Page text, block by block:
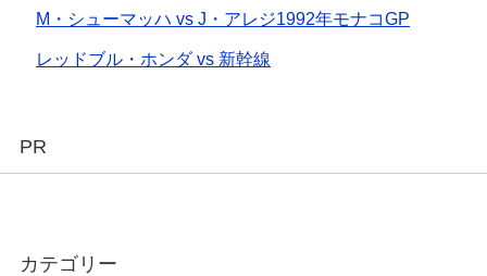
M・シューマッハ vs J・アレジ1992年モナコGP
レッドブル・ホンダ vs 新幹線
PR
カテゴリー